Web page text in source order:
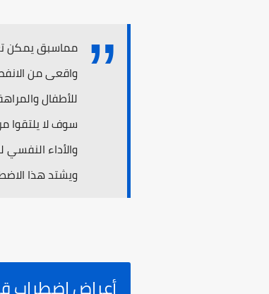
مماسبق يمكن
واقعى من
للأطفال
سوف لا يلتقوا
والأداء
ويشتد هذا